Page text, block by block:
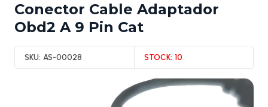
Conector Cable Adaptador
Obd2 A 9 Pin Cat
SKU: AS-00028 STOCK: 10